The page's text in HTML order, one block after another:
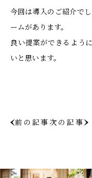
今回は導入のご紹介で
ームがあります。
良い提案ができるよう
いと思います。
前の記事次の記事